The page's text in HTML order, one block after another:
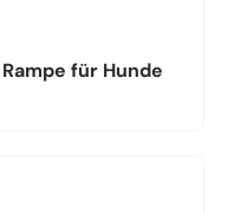
für Hunde